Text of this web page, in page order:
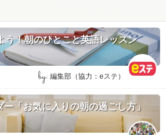
う！朝のひとこと英語レッスン
by: 編集部（協力：eステ）
「お気に入りの朝の過ごし方」